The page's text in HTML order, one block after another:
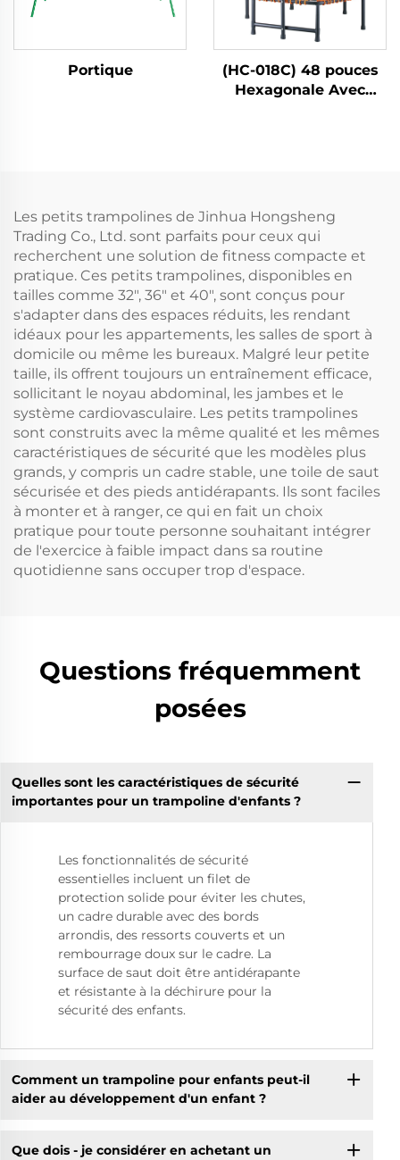
Portique
(HC-018C) 48 pouces
Hexagonale Avec
Les petits trampolines de Jinhua Hongsheng
Trading Co., Ltd. sont parfaits pour ceux qui
recherchent une solution de fitness compacte et
pratique. Ces petits trampolines, disponibles en
tailles comme 32", 36" et 40", sont conçus pour
s'adapter dans des espaces réduits, les rendant
idéaux pour les appartements, les salles de sport à
domicile ou même les bureaux. Malgré leur petite
taille, ils offrent toujours un entraînement efficace,
sollicitant le noyau abdominal, les jambes et le
système cardiovasculaire. Les petits trampolines
sont construits avec la même qualité et les mêmes
caractéristiques de sécurité que les modèles plus
grands, y compris un cadre stable, une toile de saut
sécurisée et des pieds antidérapants. Ils sont faciles
à monter et à ranger, ce qui en fait un choix
pratique pour toute personne souhaitant intégrer
de l'exercice à faible impact dans sa routine
quotidienne sans occuper trop d'espace.
Questions fréquemment
posées
Quelles sont les caractéristiques de sécurité
importantes pour un trampoline d'enfants ?
Les fonctionnalités de sécurité
essentielles incluent un filet de
protection solide pour éviter les chutes,
un cadre durable avec des bords
arrondis, des ressorts couverts et un
rembourrage doux sur le cadre. La
surface de saut doit être antidérapante
et résistante à la déchirure pour la
sécurité des enfants.
Comment un trampoline pour enfants peut-il
aider au développement d'un enfant ?
Que dois - je considérer en achetant un